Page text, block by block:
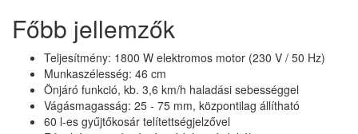
Főbb jellemzők
Teljesítmény: 1800 W elektromos motor (230 V / 50 Hz)
Munkaszélesség: 46 cm
Önjáró funkció, kb. 3,6 km/h haladási sebességgel
Vágásmagasság: 25 - 75 mm, központilag állítható
60 l-es gyűjtőkosár telítettségjelzővel